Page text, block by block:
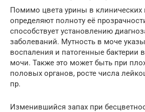
Помимо цвета урины в клинических
определяют полноту её
способствует установлению
заболеваний. Мутность в моче
воспаления и патогенные бактерии
мочи. Также это может быть при
половых органов, росте числа
пр.
Изменившийся запах при